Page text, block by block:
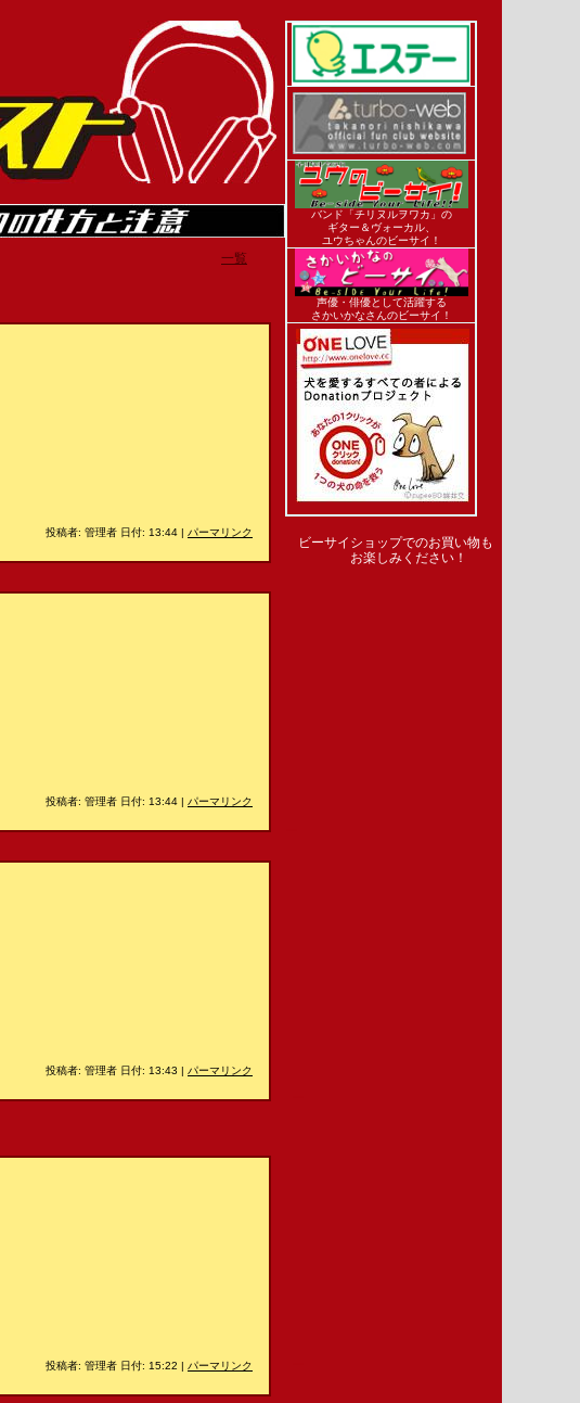
一覧
投稿者: 管理者 日付: 13:44 | パーマリンク
投稿者: 管理者 日付: 13:44 | パーマリンク
投稿者: 管理者 日付: 13:43 | パーマリンク
投稿者: 管理者 日付: 15:22 | パーマリンク
バンド「チリヌルヲワカ」の
ギター＆ヴォーカル、
ユウちゃんのビーサイ！
声優・俳優として活躍する
さかいかなさんのビーサイ！
ビーサイショップでのお買い物も
お楽しみください！